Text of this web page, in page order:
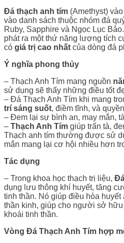
Đá thạch anh tím (Amethyst)
vào danh sách thuộc nhóm đá
Ruby, Sapphire và Ngọc Lục
phát ra một thứ năng lượng tích
có giá trị cao nhất của dòng đá
Ý nghĩa phong thủy
– Thạch Anh Tím mang nguồn
sử dụng sẽ thấy những điều tốt
– Đá Thạch Anh Tím khi mang
trí sáng suốt, điềm tĩnh, và
– Đem lại sự bình an, may mắn,
– Thạch Anh Tím giúp trấn tà,
Thạch anh tím thường được sử
mắn mang lại cơ hội nhiều hơn
Tác dụng
– Trong khoa học thạch trị liệu,
dụng lưu thông khí huyết, tăng
tinh thần. Nó giúp điều hòa huyết
thần kinh, giúp cho người sở
khoái tinh thần.
Vòng Đá Thạch Anh Tím hợp